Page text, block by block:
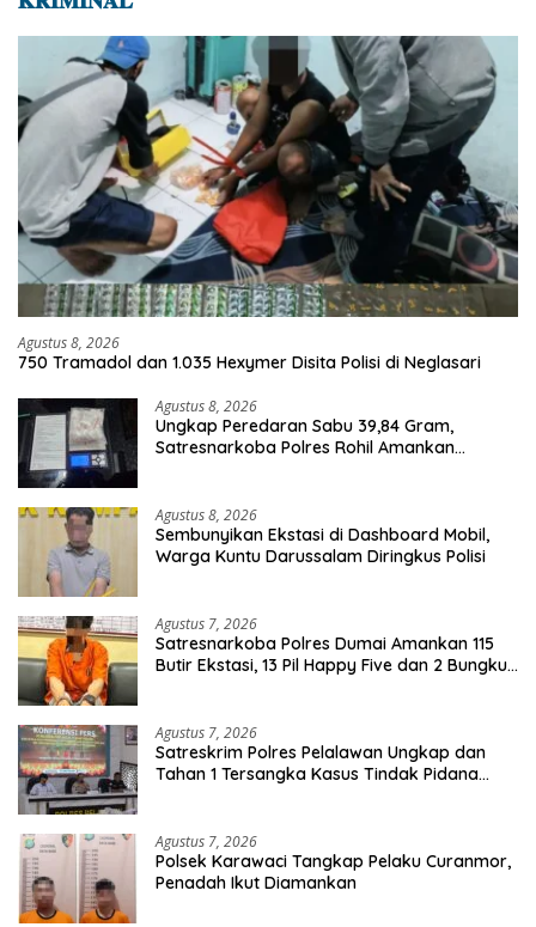
Agustus 8, 2026
750 Tramadol dan 1.035 Hexymer Disita Polisi di Neglasari
Agustus 8, 2026
Ungkap Peredaran Sabu 39,84 Gram,
Satresnarkoba Polres Rohil Amankan
Agustus 8, 2026
Sembunyikan Ekstasi di Dashboard Mobil,
Warga Kuntu Darussalam Diringkus Polisi
Agustus 7, 2026
Satresnarkoba Polres Dumai Amankan 115
Butir Ekstasi, 13 Pil Happy Five dan 2 Bungkus
Agustus 7, 2026
Satreskrim Polres Pelalawan Ungkap dan
Tahan 1 Tersangka Kasus Tindak Pidana
Agustus 7, 2026
Polsek Karawaci Tangkap Pelaku Curanmor,
Penadah Ikut Diamankan